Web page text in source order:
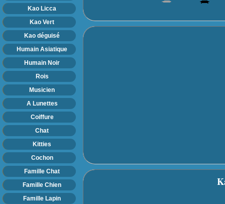
Kao Licca
Kao Vert
Kao déguisé
Humain Asiatique
Humain Noir
Rois
Musicien
A Lunettes
Coiffure
Chat
Kitties
Cochon
Famille Chat
Famille Chien
Famille Lapin